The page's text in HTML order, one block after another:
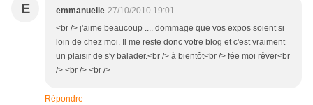
E emmanuelle 27/10/2010 19:01
<br /> j'aime beaucoup .... dommage que vos expos soient si
loin de chez moi. Il me reste donc votre blog et c'est vraiment
un plaisir de s'y balader.<br /> à bientôt<br /> fée moi rêver<br
/> <br /> <br />
Répondre